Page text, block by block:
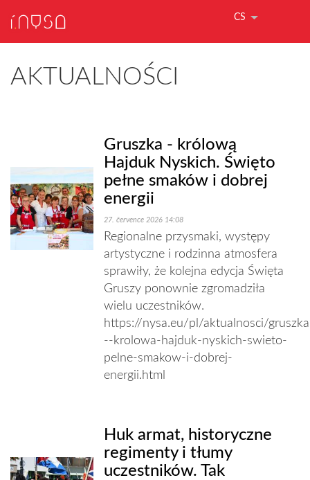
CS
AKTUALNOŚCI
Gruszka - królową
Hajduk Nyskich. Święto
pełne smaków i dobrej
energii
27. července 2026 14:08
Regionalne przysmaki, występy
artystyczne i rodzinna atmosfera
sprawiły, że kolejna edycja Święta
Gruszy ponownie zgromadziła
wielu uczestników.
https://nysa.eu/pl/aktualnosci/
--krolowa-hajduk-nyskich-swieto-
pelne-smakow-i-dobrej-
energii.html
Huk armat, historyczne
regimenty i tłumy
uczestników. Tak